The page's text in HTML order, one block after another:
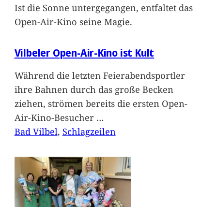
Ist die Sonne untergegangen, entfaltet das
Open-Air-Kino seine Magie.
Vilbeler Open-Air-Kino ist Kult
Während die letzten Feierabendsportler
ihre Bahnen durch das große Becken
ziehen, strömen bereits die ersten Open-
Air-Kino-Besucher …
Bad Vilbel, Schlagzeilen